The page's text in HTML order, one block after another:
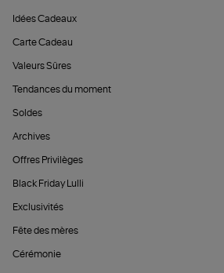
Idées Cadeaux
Carte Cadeau
Valeurs Sûres
Tendances du moment
Soldes
Archives
Offres Privilèges
Black Friday Lulli
Exclusivités
Fête des mères
Cérémonie